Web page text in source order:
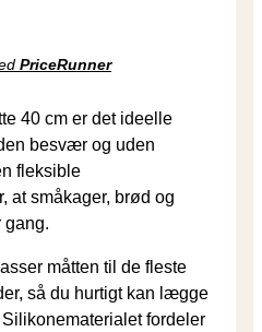
PriceRunner
40 cm er det ideelle
besvær og uden
fleksible
at småkager, brød og
gang.
måtten til de fleste
så du hurtigt kan lægge
fordeler